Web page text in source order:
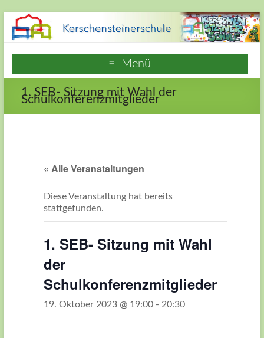
Zum
Inhalt
springen
Kerschensteinerschule
Hausen
Frankfurt
am
Grundschule
Kerschensteinerschule
Menü
1. SEB- Sitzung mit Wahl der
Schulkonferenzmitglieder
« Alle Veranstaltungen
Diese Veranstaltung hat bereits
stattgefunden.
1. SEB- Sitzung mit Wahl
der
Schulkonferenzmitglieder
19. Oktober 2023 @ 19:00- 20:30